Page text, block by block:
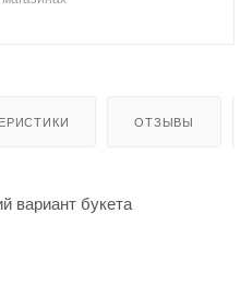
ОТЗЫВЫ
вариант букета